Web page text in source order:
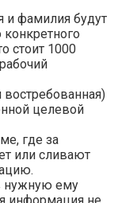
и фамилия будут
стоит 1000
востребованная)
целевой
где за
или сливают
нужную ему